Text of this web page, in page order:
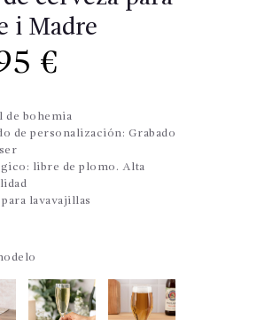
i Madre
€
de bohemia
de personalización: Grabado
libre de plomo. Alta
lavavajillas